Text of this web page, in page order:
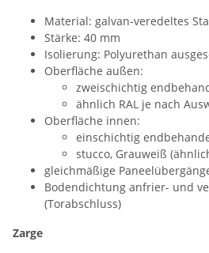
Material: galvan-veredeltes
Stärke: 40 mm
Isolierung: Polyurethan
Oberfläche außen:
zweischichtig
ähnlich RAL je nach
Oberfläche innen:
einschichtig
stucco, Grauweiß
gleichmäßige
Bodendichtung anfrier- und
(Torabschluss)
Zarge